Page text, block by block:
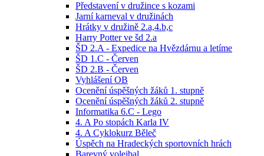
Představení v družince s kozami
Jarní karneval v družinách
Hrátky v družině 2.a,4.b,c
Harry Potter ve šd 2.a
ŠD 2.A - Expedice na Hvězdárnu a letíme
ŠD 1.C - Červen
ŠD 2.B - Červen
Vyhlášení OB
Ocenění úspěšných žáků 1. stupně
Ocenění úspěšných žáků 2. stupně
Informatika 6.C - Lego
4. A Po stopách Karla IV
4. A Cyklokurz Běleč
Úspěch na Hradeckých sportovních hrách